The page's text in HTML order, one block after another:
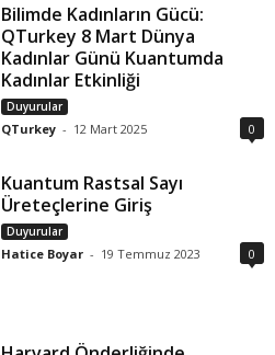
Bilimde Kadınların Gücü:
QTurkey 8 Mart Dünya
Kadınlar Günü Kuantumda
Kadınlar Etkinliği
Duyurular
QTurkey - 12 Mart 2025 0
Kuantum Rastsal Sayı
Üreteçlerine Giriş
Duyurular
Hatice Boyar - 19 Temmuz 2023 0